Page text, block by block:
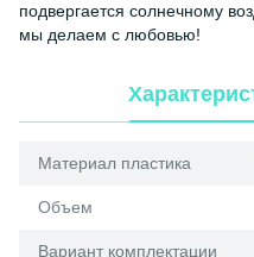
подвергается солнечному
мы делаем с любовью!
Материал пластика
Объем
Вариант комплектации